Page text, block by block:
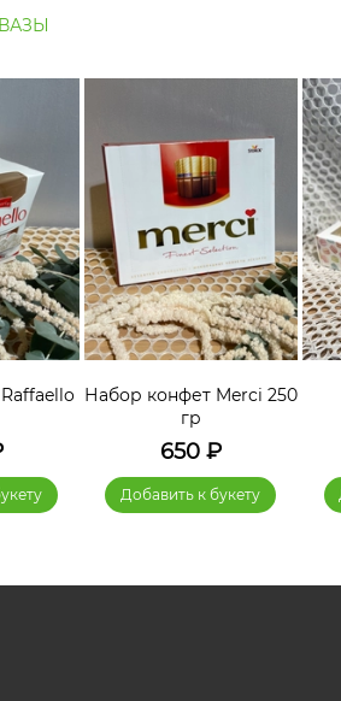
ВАЗЫ
Набор конфет Merci 250
гр
650₽
Добавить к букету